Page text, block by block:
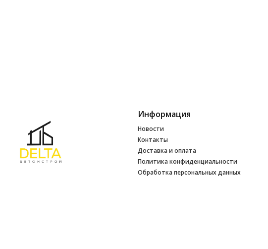
Информация
Новости
Контакты
Доставка и оплата
Политика конфиденциальности
Обработка персональных данных